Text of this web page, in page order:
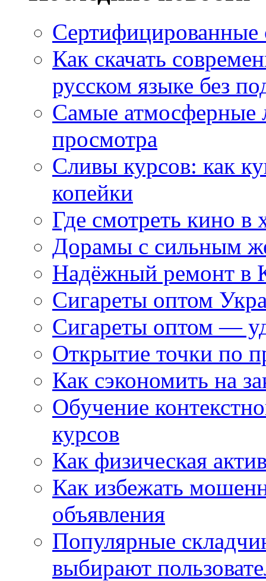
Как скачать
русском языке без
Самые атмосферные
просмотра
Сливы курсов: как
копейки
Где смотреть кино в
Дорамы с сильным
Надёжный ремонт в
Сигареты оптом
Сигареты оптом —
Открытие точки по
Как сэкономить на
Обучение
курсов
Как физическая
Как избежать
объявления
Популярные
выбирают